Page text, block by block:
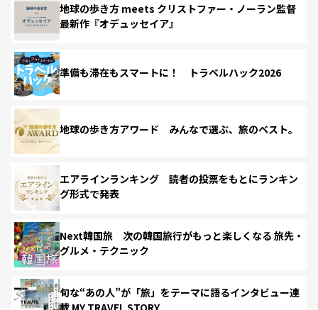
地球の歩き方 meets クリストファー・ノーラン監督
最新作『オデュッセイア』
準備も滞在もスマートに！ トラベルハック2026
地球の歩き方アワード みんなで選ぶ、旅のベスト。
エアラインランキング 読者の投票をもとにランキン
グ形式で発表
Next韓国旅 次の韓国旅行がもっと楽しくなる 旅先・
グルメ・テクニック
旬な“あの人”が「旅」をテーマに語るインタビュー連
載 MY TRAVEL STORY